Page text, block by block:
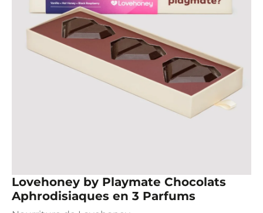
Lovehoney by Playmate Chocolats
Aphrodisiaques en 3 Parfums